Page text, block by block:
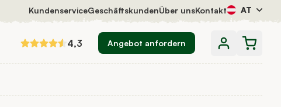
KundenserviceGeschäftskundenÜber unsKontakt AT
4,3 Angebot anfordern